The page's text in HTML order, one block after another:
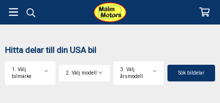
Hitta delar till din USA bil
1. Välj
bilmärke
2. Välj modell
3. Välj
årsmodell
Sök bildelar